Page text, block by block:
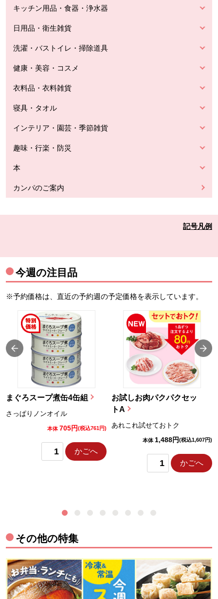
キッチン用品・食器・浄水器
日用品・衛生雑貨
洗濯・バストイレ・掃除道具
健康・美容・コスメ
衣料品・衣料雑貨
寝具・タオル
インテリア・園芸・季節雑貨
趣味・行楽・防災
本
カンパのご案内
記号凡例
今週の注目品
※予約価格は、直近の予約週の予定価格を表示しています。
まぐろスープ煮缶4缶組
さっぱりノンオイル
本体 705円(税込761円)
かごへ
お試しお肉パクパクセッ
トA
あれこれ試せておトク
本体 1,488円(税込1,607円)
かごへ
その他の特集